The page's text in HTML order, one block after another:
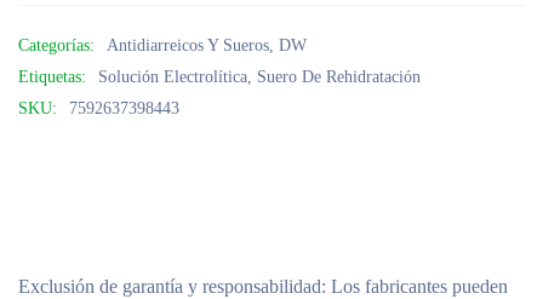
Categorías: Antidiarreicos Y Sueros, DW
Etiquetas:
Solución Electrolítica, Suero De Rehidratación
SKU:
7592637398443
Exclusión de garantía y responsabilidad: Los fabricantes pueden